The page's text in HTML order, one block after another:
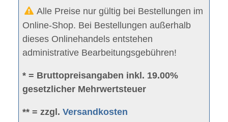
Alle Preise nur gültig bei Bestellungen im
Online-Shop. Bei Bestellungen außerhalb
dieses Onlinehandels entstehen
administrative Bearbeitungsgebühren!
* = Bruttopreisangaben inkl. 19.00%
gesetzlicher Mehrwertsteuer
** = zzgl.Versandkosten